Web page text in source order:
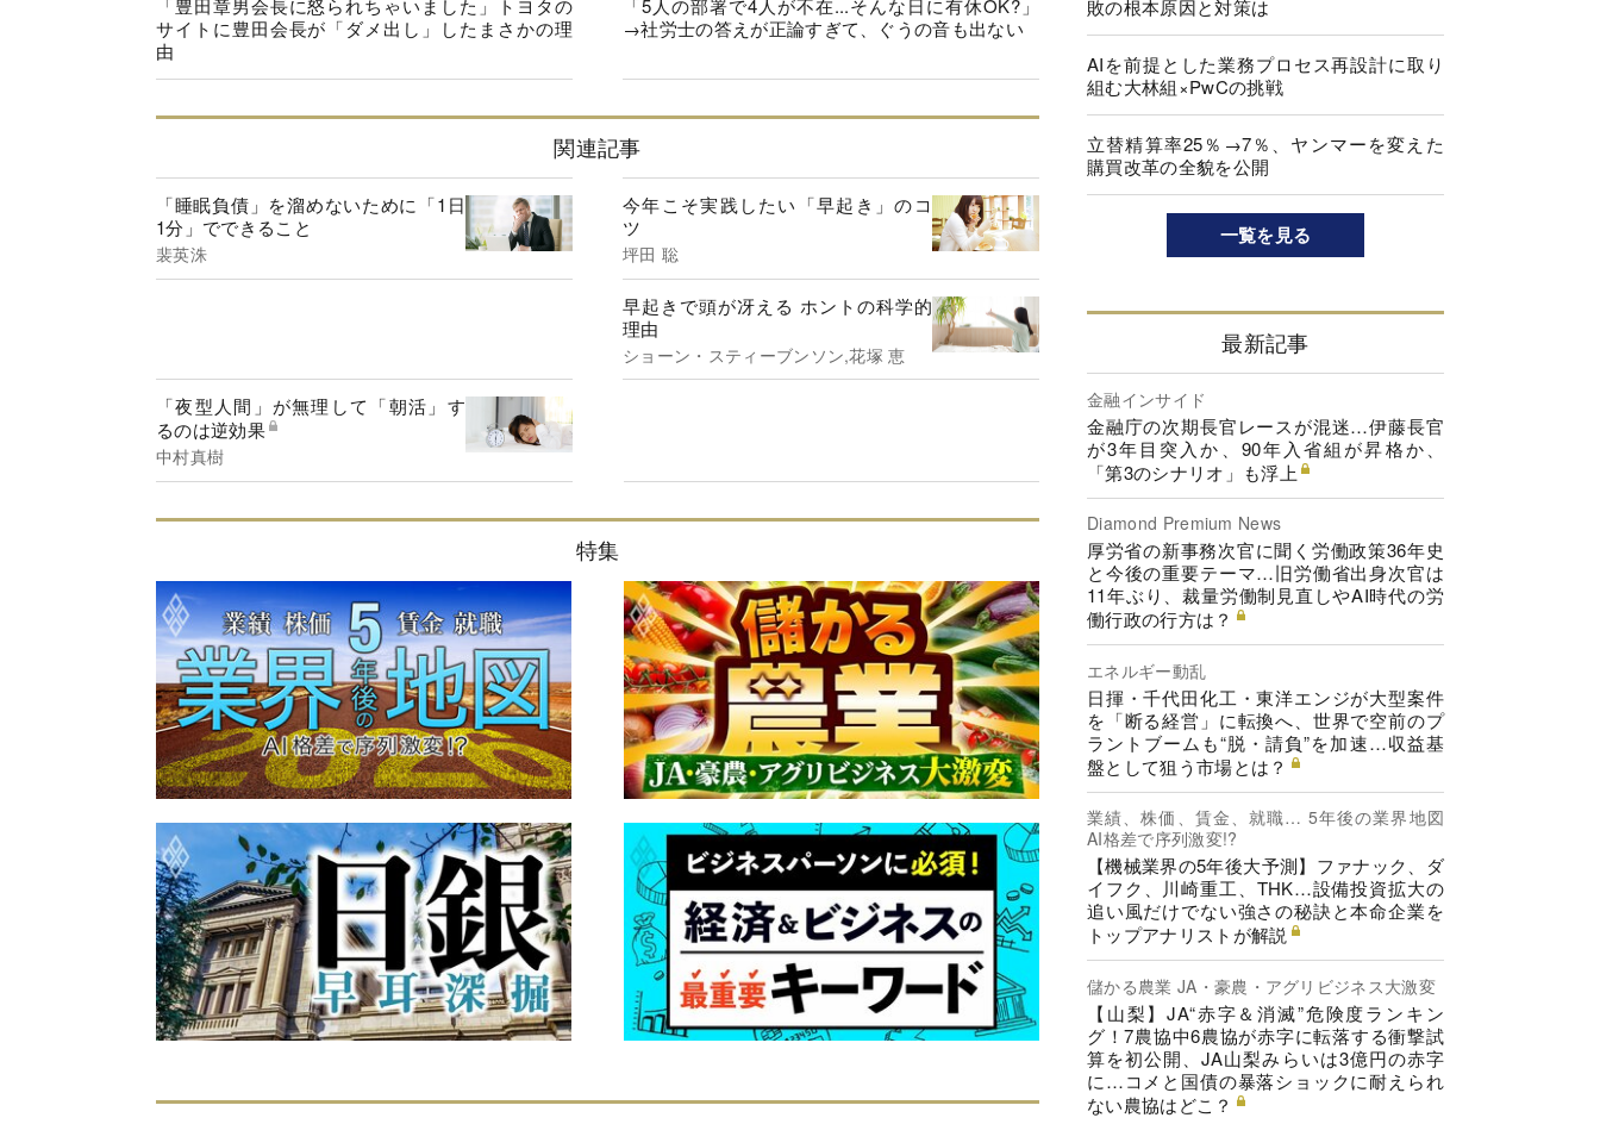
「豊田章男会長に怒られちゃいました」トヨタの
サイトに豊田会長が「ダメ出し」したまさかの理
由
「5人の部署で4人が不在...そんな日に有休OK?」
→社労士の答えが正論すぎて、ぐうの音も出ない
関連記事
「睡眠負債」を溜めないために「1日
1分」でできること
裴英洙
今年こそ実践したい「早起き」のコ
ツ
坪田 聡
早起きで頭が冴える ホントの科学的
理由
ショーン・スティーブンソン,花塚 恵
「夜型人間」が無理して「朝活」す
るのは逆効果
中村真樹
特集
敗の根本原因と対策は
AIを前提とした業務プロセス再設計に取り
組む大林組×PwCの挑戦
立替精算率25％→7％、ヤンマーを変えた
購買改革の全貌を公開
一覧を見る
最新記事
金融インサイド
金融庁の次期長官レースが混迷…伊藤長官
が3年目突入か、90年入省組が昇格か、
「第3のシナリオ」も浮上
Diamond Premium News
厚労省の新事務次官に聞く労働政策36年史
と今後の重要テーマ…旧労働省出身次官は
11年ぶり、裁量労働制見直しやAI時代の労
働行政の行方は？
エネルギー動乱
日揮・千代田化工・東洋エンジが大型案件
を「断る経営」に転換へ、世界で空前のプ
ラントブームも“脱・請負”を加速…収益基
盤として狙う市場とは？
業績、株価、賃金、就職… 5年後の業界地図
AI格差で序列激変!?
【機械業界の5年後大予測】ファナック、ダ
イフク、川崎重工、THK…設備投資拡大の
追い風だけでない強さの秘訣と本命企業を
トップアナリストが解説
儲かる農業 JA・豪農・アグリビジネス大激変
【山梨】JA“赤字＆消滅”危険度ランキン
グ！7農協中6農協が赤字に転落する衝撃試
算を初公開、JA山梨みらいは3億円の赤字
に…コメと国債の暴落ショックに耐えられ
ない農協はどこ？